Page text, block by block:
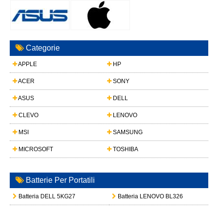
Categorie
APPLE HP
ACER SONY
ASUS DELL
CLEVO LENOVO
MSI SAMSUNG
MICROSOFT TOSHIBA
Batterie Per Portatili
Batteria DELL 5KG27 Batteria LENOVO BL326